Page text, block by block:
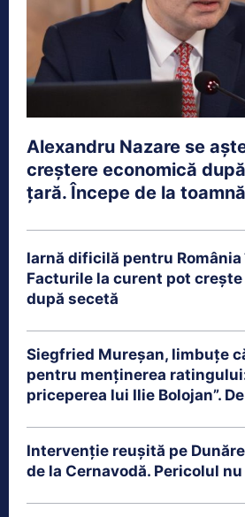
Alexandru Nazare se
creștere economică
țară. Începe de la toamnă
Iarnă dificilă pentru
Facturile la curent pot
după secetă
Siegfried Mureșan, limbuțe
pentru menținerea
priceperea lui Ilie Bolojan”.
Intervenție reușită pe
de la Cernavodă. Pericolul